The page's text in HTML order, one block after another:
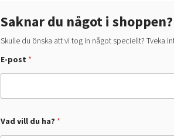
produktsidan
Saknar du något i shoppen?
Skulle du önska att vi tog in något speciellt? Tveka
i
i
l
E-post *
Vad vill du ha? *